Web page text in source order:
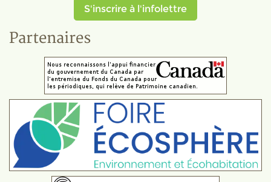
S'inscrire à l'infolettre
Partenaires